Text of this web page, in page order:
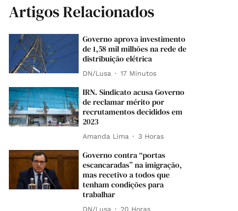
Artigos Relacionados
Governo aprova investimento
de 1,58 mil milhões na rede de
distribuição elétrica
DN/Lusa 17 Minutos
IRN. Sindicato acusa Governo
de reclamar mérito por
recrutamentos decididos em
2023
Amanda Lima 3 Horas
Governo contra “portas
escancaradas” na imigração,
mas recetivo a todos que
tenham condições para
trabalhar
DN/Lusa 20 Horas